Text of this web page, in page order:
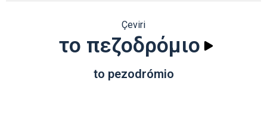
Çeviri
το πεζοδρόμιο
to pezodrómio